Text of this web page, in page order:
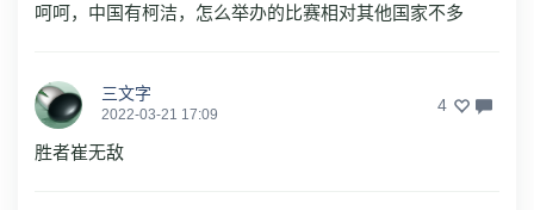
呵呵，中国有柯洁，怎么举办的比赛相对其他国家不多
三文字
2022-03-21 17:09 4
胜者崔无敌